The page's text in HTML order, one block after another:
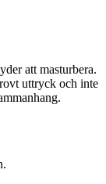
att masturbera.
uttryck och inte